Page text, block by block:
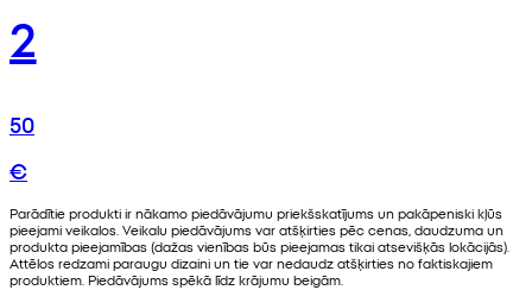
2
50
€
Parādītie produkti ir nākamo piedāvājumu priekšskatījums un pakāpeniski kļūs
pieejami veikalos. Veikalu piedāvājums var atšķirties pēc cenas, daudzuma un
produkta pieejamības (dažas vienības būs pieejamas tikai atsevišķās lokācijās).
Attēlos redzami paraugu dizaini un tie var nedaudz atšķirties no faktiskajiem
produktiem. Piedāvājums spēkā līdz krājumu beigām.